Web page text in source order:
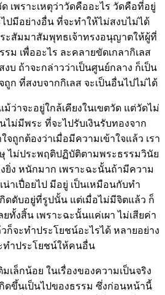
เพราะเหตุว่าวัดคืออะไร วัดคือที่อยู่
ปมีอย่างอื่น ที่จะทำให้ไม่สงบไม่ได้
ะสัมมาสัมพุทธเจ้าทรงอนุญาตให้ผู้ที่
ม เพื่ออะไร ละคลายขัดเกลากิเลส
บ ถ้าจะกล่าวว่าเป็นศูนย์กลาง ก็เป็น
ก ที่สงบจากกิเลส จะเป็นอื่นไปไม่ได้
ว่าจะอยู่ใกล้เคียงในเขตวัด แต่วัดไม่
ไม่มีพระ ที่จะไปรับเงินรับทองจาก
จถูกต้องว่าเมื่อมีความเข้าใจแล้ว เรา
ไม่ประพฤติปฏิบัติตามพระธรรมวินัย
งยิ่ง หนักมาก เพราะฉะนั้นถ้ามีความ
น่าเปื่อยไป มีอยู่ เป็นเหมือนกับทำ
กิดดับอยู่ที่รูปนั้น แต่เมื่อไม่มีจิตแล้ว ก็
ทั้งสิ้น เพราะฉะนั้นแค่เผา ไม่เสียค่า
ก็จะทำประโยชน์อะไรได้ หลายอย่าง
ทำประโยชน์ให้คนอื่น
เล็กน้อย ในเรื่องของความเป็นจริง
ดขึ้นเป็นไปของธรรม ซึ่งก่อนหน้านี้